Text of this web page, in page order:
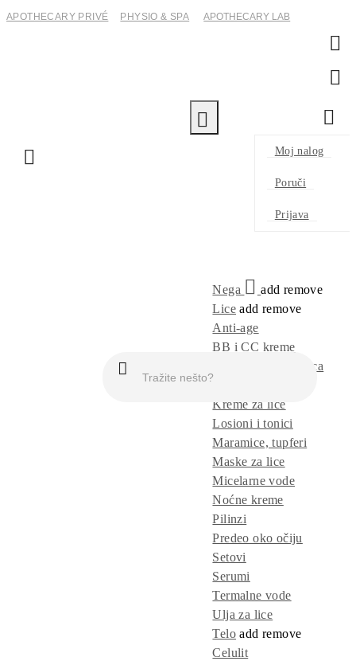
APOTHECARY PRIVÉ PHYSIO & SPA
APOTHECARY LAB
0
0
Moj nalog
Poruči
Prijava
Nega add remove
Lice addremove
Anti-age
BB i CC kreme
Čišćenje i pranje lica
Kreme za lice
Losioni i tonici
Maramice, tupferi
Maske za lice
Micelarne vode
Noćne kreme
Pilinzi
Predeo oko očiju
Setovi
Serumi
Termalne vode
Ulja za lice
Telo addremove
Celulit